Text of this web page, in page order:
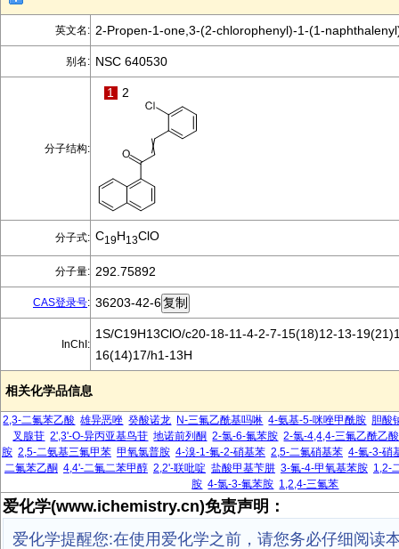
英文名: 2-Propen-1-one,3-(2-chlorophenyl)-1-(1-
别名: NSC 640530
分子结构:
1 2
分子式: C19H13ClO
分子量: 292.75892
CAS登录号: 36203-42-6
InChI:
1S/C19H13ClO/c20-18-11-4-2-7-15(18)12-13-
16(14)17/h1-13H
相关化学品信息
2,3-二氟苯乙酸 雄异恶唑 癸酸诺龙 N-三氟乙酰基吗啉 4-氨基-5-咪唑甲酰胺 胆酸
叉腺苷 2',3'-O-异丙亚基鸟苷 地诺前列酮 2-氯-6-氟苯胺 2-氯-4,4,4-三氟乙酰乙
胺 2,5-二氨基三氟甲苯 甲氧氯普胺 4-溴-1-氟-2-硝基苯 2,5-二氟硝基苯 4-氟-3-硝
二氟苯乙酮 4,4'-二氟二苯甲醇 2,2'-联吡啶 盐酸甲基苄肼 3-氟-4-甲氧基苯胺 1,2-
胺 4-氯-3-氟苯胺 1,2,4-三氟苯
爱化学(www.ichemistry.cn)免责声明：
爱化学提醒您:在使用爱化学之前，请您务必仔细阅读